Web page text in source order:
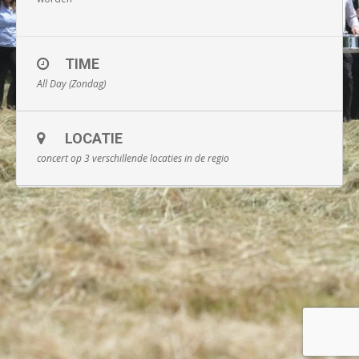
TIME
All Day (Zondag)
LOCATIE
concert op 3 verschillende locaties in de regio